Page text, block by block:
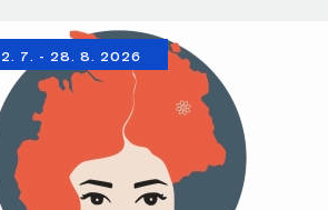
2. 7. - 28. 8. 2026